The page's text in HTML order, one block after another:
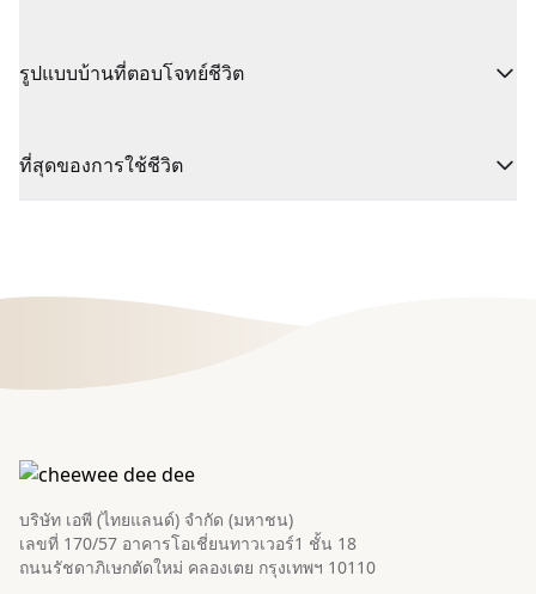
รูปแบบบ้านที่ตอบโจทย์ชีวิต
ที่สุดของการใช้ชีวิต
บริษัท เอพี (ไทยแลนด์) จำกัด (มหาชน)
เลขที่ 170/57 อาคารโอเชี่ยนทาวเวอร์1 ชั้น 18
ถนนรัชดาภิเษกตัดใหม่ คลองเตย กรุงเทพฯ 10110